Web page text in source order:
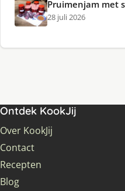
Pruimenjam met
28 juli 2026
Ontdek KookJij
Over KookJij
Contact
Recepten
Blog